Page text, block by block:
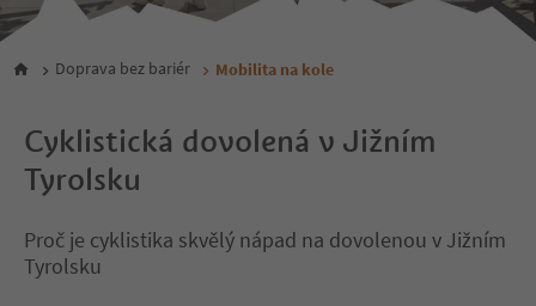
Doprava bez bariér Mobilita na kole
Cyklistická dovolená v Jižním
Tyrolsku
Proč je cyklistika skvělý nápad na dovolenou v Jižním
Tyrolsku